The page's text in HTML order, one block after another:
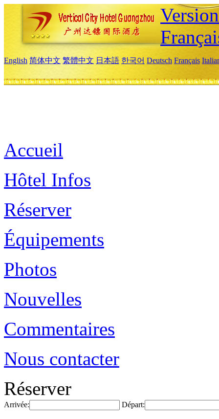
English 简体中文 繁體中文 日本語 한국어 Deutsch Français
Accueil
Hôtel Infos
Réserver
Équipements
Photos
Nouvelles
Commentaires
Nous contacter
Réserver
Arrivée: Départ: